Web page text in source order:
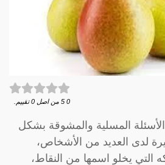
0
5 من اصل 0 تقييم.
الأسئلة المسلية والمشوقة بشكل
لدى العديد من الأشخاص،
التي يخلو اسمها من النقاط،